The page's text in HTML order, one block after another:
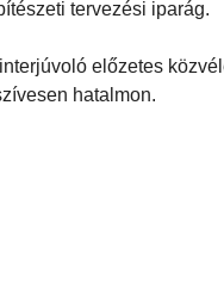
tervezési iparág.
előzetes
hatalmon.